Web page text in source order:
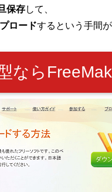
保存して、
ロードするという手間
なら